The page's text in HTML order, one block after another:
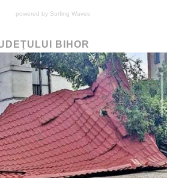
powered by Surfing Waves
BIHOR